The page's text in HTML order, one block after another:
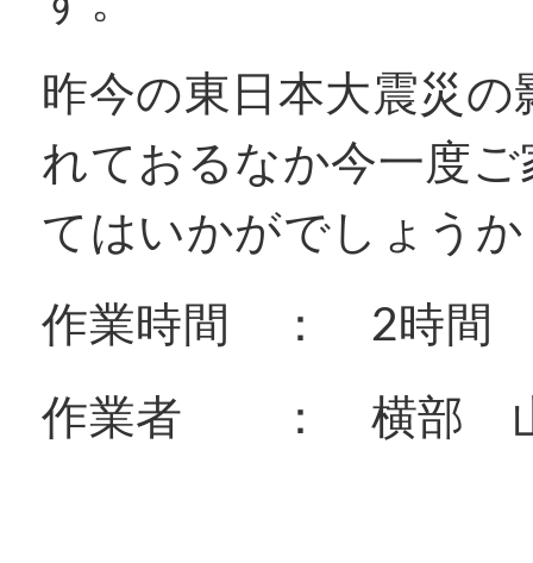
昨今の東日本大震災
れておるなか今一度
てはいかがでしょうか
作業時間 ： 2時間
作業者 ： 横部